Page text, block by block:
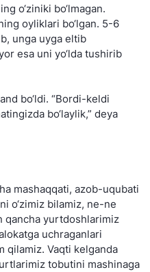
o‘ziniki bo‘lmagan.
oyliklari bo‘lgan. 5-6
unga uyga eltib
esa uni yo‘lda tushirib
bo‘ldi. “Bordi-keldi
bo‘laylik,” deya
mashaqqati, azob-uqubati
o‘zimiz bilamiz, ne-ne
qancha yurtdoshlarimiz
uchraganlari
qilamiz. Vaqti kelganda
tobutini mashinaga